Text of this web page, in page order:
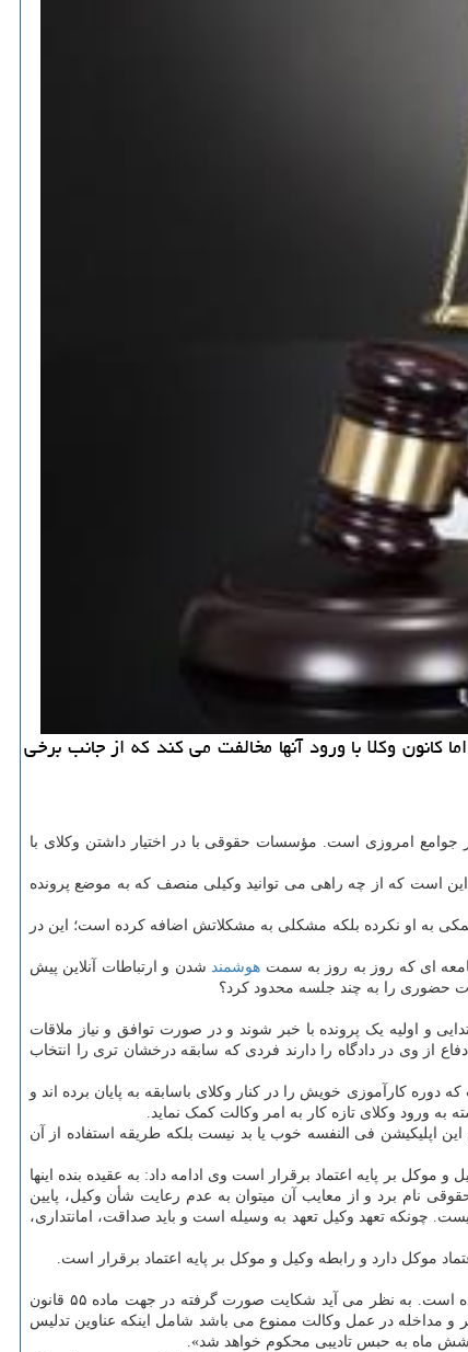
وکلا با ورود آنها مخالفت می کند که از جانب برخی
امروزی است. مؤسسات حقوقی با در اختیار داشتن وکلای با
است که از چه راهی می توانید وکیلی منصف که به موضع پرونده
به او نکرده بلکه مشکلی به مشکلاتش اضافه کرده است؛ این در
ای که روز به روز به سمت هوشمند شدن و ارتباطات آنلاین پیش
حضوری را به چند جلسه محدود کرد؟
و اولیه یک پرونده با خبر شوند و در صورت توافق و نیاز ملاقات
از وی در دادگاه را دارند فردی که سابقه درخشان تری را انتخاب
کارآموزی خویش را در کنار وکلای باسابقه به پایان برده اند و
به ورود وکلای تازه کار به امر وکالت کمک نماید.
این اپلیکیشن فی النفسه خوب یا بد نیست بلکه طریقه استفاده از آن
بر پایه اعتماد برقرار است وی ادامه داد: به عقیده بنده اینها
نام برد و از معایب آن میتوان به عدم رعایت شأن وکیل، پایین
چونکه تعهد وکیل تعهد به وسیله است و باید صداقت، امانتداری،
دارد و رابطه وکیل و موکل بر پایه اعتماد برقرار است.
محمد رادپور یک حقوقدان دیگر در گفت و گو با خبرنگار مهر اظهار نمود: یکی از نهادهای وکالت اقدام به طرح شکایت کیفری ضد مدیران استارت آپی کرده است. به نظر می آید شکایت صورت گرفته در جهت ماده ۵۵ قانون
و مداخله در عمل وکالت ممنوع می باشد شامل اینکه عناوین تدلیس
شش ماه به حبس تادیبی محکوم خواهد شد».